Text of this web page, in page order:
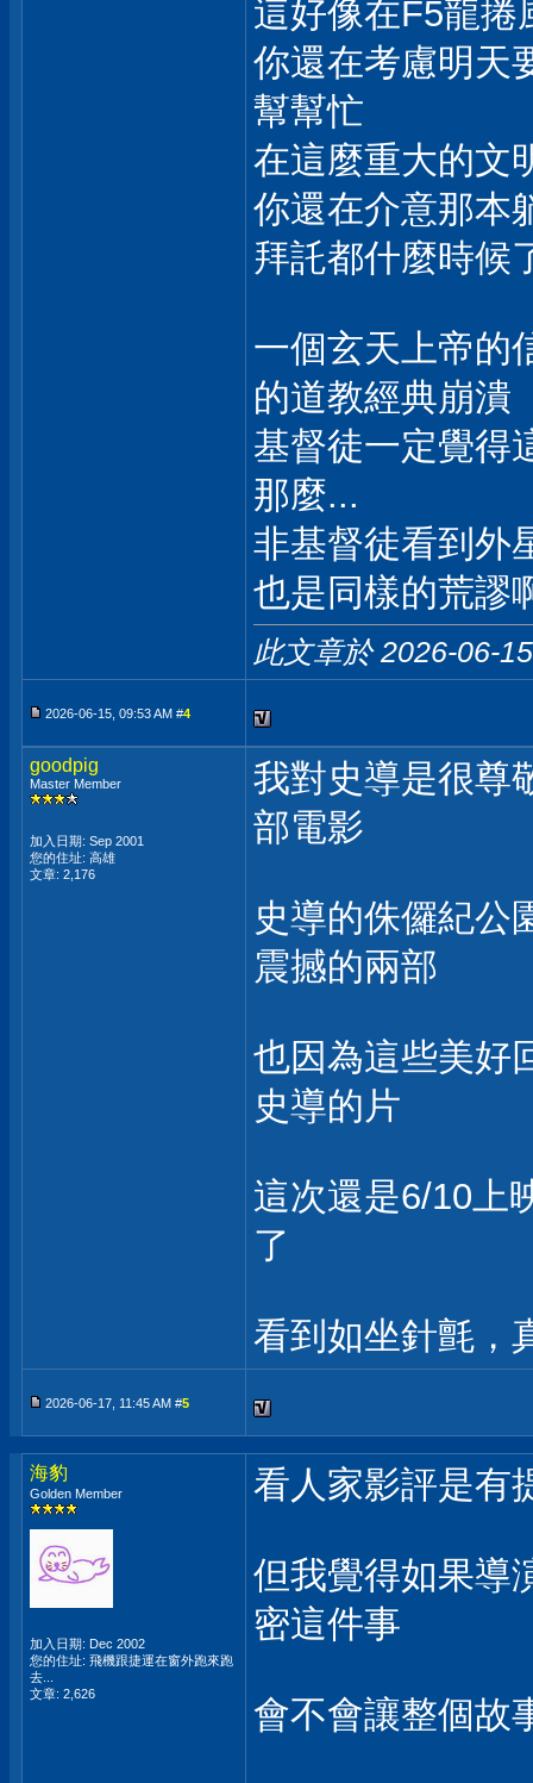
這好像在F5龍捲
你還在考慮明天
幫幫忙
在這麼重大的文
你還在介意那本
拜託都什麼時候
一個玄天上帝的
的道教經典崩潰
基督徒一定覺得
那麼...
非基督徒看到外
也是同樣的荒謬
此文章於 2026-06-
2026-06-15, 09:53 AM #4
goodpig
Master Member
加入日期: Sep 2001
您的住址: 高雄
文章: 2,176
我對史導是很尊
部電影
史導的侏儸紀公
震撼的兩部
也因為這些美好
史導的片
這次還是6/10上
了
看到如坐針氈，
2026-06-17, 11:45 AM #5
海豹
Golden Member
加入日期: Dec 2002
您的住址: 飛機跟捷運在窗外跑來跑
去...
文章: 2,626
看人家影評是有
但我覺得如果導
密這件事
會不會讓整個故